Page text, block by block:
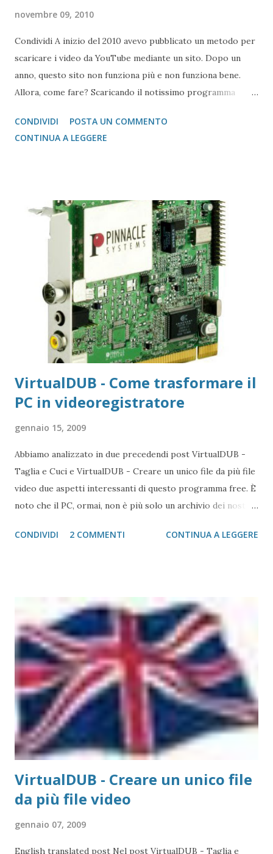
novembre 09, 2010
Condividi A inizio del 2010 avevo pubblicato un metodo per
scaricare i video da YouTube mediante un sito. Dopo un
anno, questo sito non funziona più e non funziona bene.
Allora, come fare? Scaricando il notissimo programma
il programma (il downloader di circa 550KB) lo si installa,
ricordandosi di chiudere il browser. Nella fase di
cliccare il bottone di scelta (detto anche radio button) su
Basic . L'ultima cosa da fare, è quella di registrarsi
obbligatoriamente a Real usando come login il proprio
indirizzo E-Mail ed una password a piacere (diversa da
quella della posta...). Fatto ciò andando ad esempio su
YouTube, compare sopra il video la scritta Scarica questo
video . Finestra del Browser Finestra di RealPlayer quando
scarica YouTube nella fa...
CONDIVIDI
POSTA UN COMMENTO
CONTINUA A LEGGERE
VirtualDUB - Come trasformare il
PC in videoregistratore
gennaio 15, 2009
Abbiamo analizzato in due precedendi post VirtualDUB -
Taglia e Cuci e VirtualDUB - Creare un unico file da più file
video due aspetti interessanti di questo programma free. È
noto che il PC, ormai, non è più solo un archivio dei nostri
anni (personalmente me ne occupo dal 2002) lo possiamo
prestazioni ed il videoediting ormai è un'attività alla
portata di tutti. Sul mercato ci sono ormai tantissimi
prodotti, e per questo non tratterò l'hardware. L'unica
cosa che c'è da dire è che necessario avere una scheda (PCI
o USB2.0) per acquisire il flusso dati. La scheda che ho
usato per questo post, e che uso everyday , è la Pinnacle
PCTV Pro su PCI . -- Registrare con VirtualDUB Prima di
iniziare a registrare con il PC, è n...
CONDIVIDI 2 COMMENTI CONTINUA A LEGGERE
VirtualDUB - Creare un unico file
da più file video
gennaio 07, 2009
English translated post Nel post VirtualDUB - Taglia e